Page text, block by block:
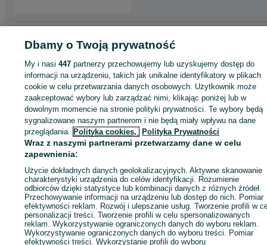
Bytom
KATEGORIA
ID:1063431455 Wyświetlenia:
Zadzwoń / SMS Wyślij wiadomość
Dbamy o Twoją prywatność
My i nasi447 partnerzy przechowujemy lub uzyskujemy dostęp do
informacji na urządzeniu, takich jak unikalne identyfikatory w plikach
cookie w celu przetwarzania danych osobowych. Użytkownik może
zaakceptować wybory lub zarządzać nimi, klikając poniżej lub w
dowolnym momencie na stronie polityki prywatności. Te wybory będą
sygnalizowane naszym partnerom i nie będą miały wpływu na dane
przeglądania. Polityka cookies, Polityka Prywatności
Wraz z naszymi partnerami przetwarzamy dane w celu
zapewnienia:
Użycie dokładnych danych geolokalizacyjnych. Aktywne skanowanie
charakterystyki urządzenia do celów identyfikacji. Rozumienie
odbiorców dzięki statystyce lub kombinacji danych z różnych źródeł.
Przechowywanie informacji na urządzeniu lub dostęp do nich. Pomiar
efektywności reklam. Rozwój i ulepszanie usług. Tworzenie profili w
personalizacji treści. Tworzenie profili w celu spersonalizowanych
reklam. Wykorzystywanie ograniczonych danych do wyboru reklam.
Wykorzystywanie ograniczonych danych do wyboru treści. Pomiar
efektywności treści. Wykorzystanie profili do wyboru